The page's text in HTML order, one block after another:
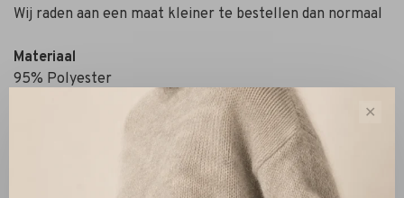
Wij raden aan een maat kleiner te bestellen dan normaal
Materiaal
95% Polyester
Verstelbare bandjes
✕